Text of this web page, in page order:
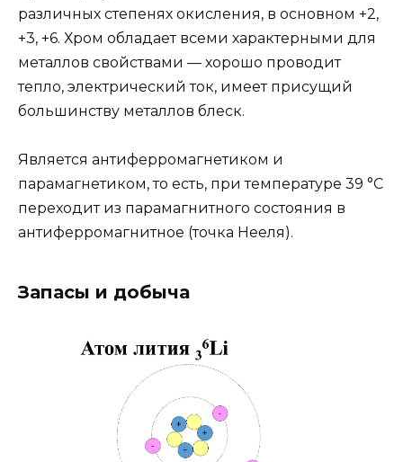
различных степенях окисления, в основном +2,
+3, +6. Хром обладает всеми характерными для
металлов свойствами — хорошо проводит
тепло, электрический ток, имеет присущий
большинству металлов блеск.
Является антиферромагнетиком и
парамагнетиком, то есть, при температуре 39 °C
переходит из парамагнитного состояния в
антиферромагнитное (точка Нееля).
Запасы и добыча